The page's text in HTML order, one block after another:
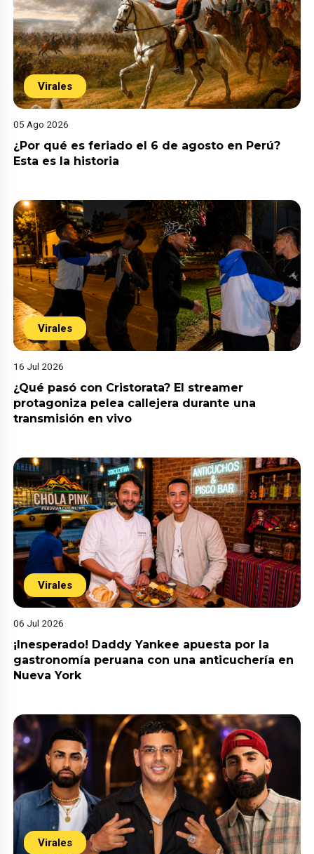
Virales
05 Ago 2026
¿Por qué es feriado el 6 de agosto en Perú?
Esta es la historia
Virales
16 Jul 2026
¿Qué pasó con Cristorata? El streamer
protagoniza pelea callejera durante una
transmisión en vivo
Virales
06 Jul 2026
¡Inesperado! Daddy Yankee apuesta por la
gastronomía peruana con una anticuchería en
Nueva York
Virales